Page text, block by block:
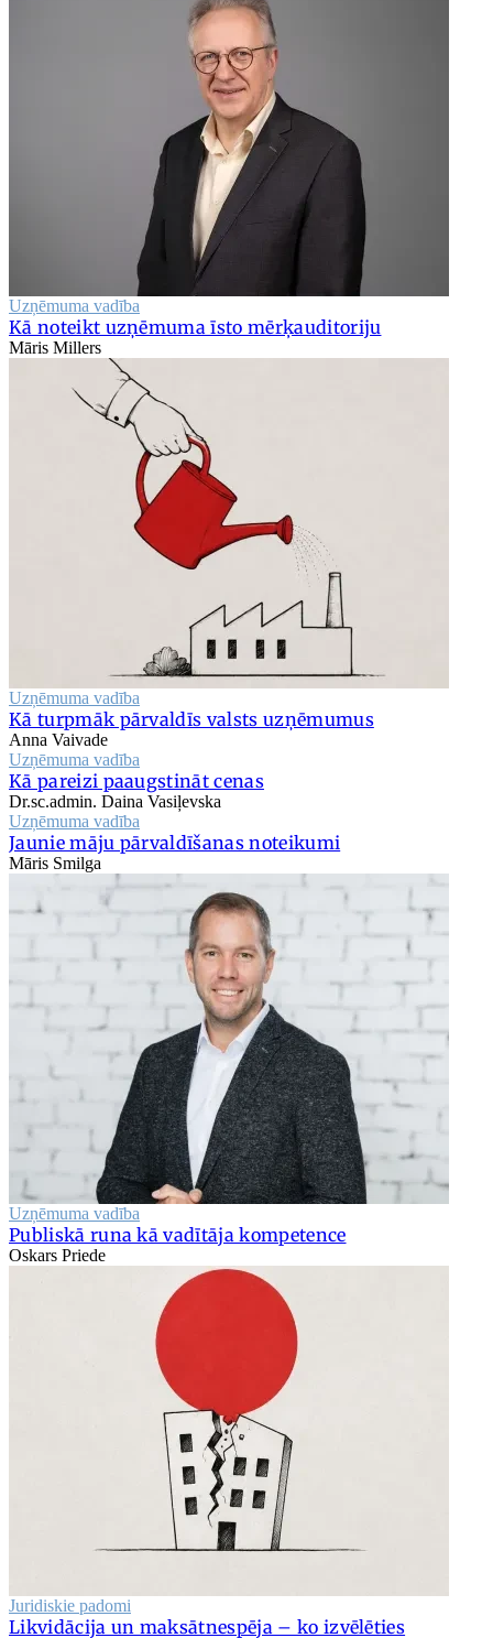
Uzņēmuma vadība
Kā noteikt uzņēmuma īsto mērķauditoriju
Māris Millers
Uzņēmuma vadība
Kā turpmāk pārvaldīs valsts uzņēmumus
Anna Vaivade
Uzņēmuma vadība
Kā pareizi paaugstināt cenas
Dr.sc.admin. Daina Vasiļevska
Uzņēmuma vadība
Jaunie māju pārvaldīšanas noteikumi
Māris Smilga
Uzņēmuma vadība
Publiskā runa kā vadītāja kompetence
Oskars Priede
Juridiskie padomi
Likvidācija un maksātnespēja – ko izvēlēties